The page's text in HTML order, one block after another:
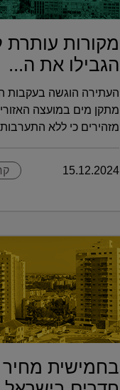
מקורות
הגבילו את ה...
מתקן מים במועצה
מזהירים כי ללא התערבות
15.12.2024